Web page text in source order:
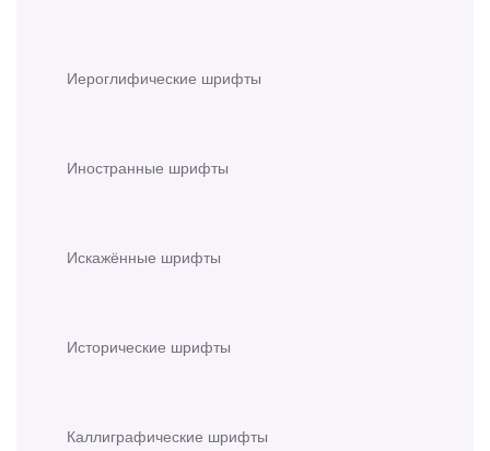
Иероглифические шрифты
Иностранные шрифты
Искажённые шрифты
Исторические шрифты
Каллиграфические шрифты